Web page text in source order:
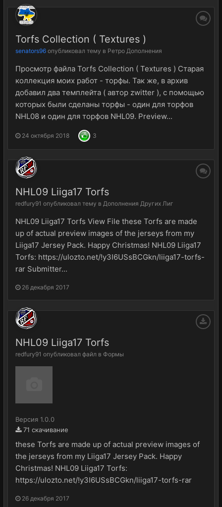
Torfs Collection ( Textures )
senators96 опубликовал тему в Ретро Дополнения
Просмотр файла Torfs Collection ( Textures ) Старая
коллекция моих работ - торфы. Так же, в архив
добавил два темплейта ( автор zwitter ), с помощью
которых были сделаны торфы - один для торфов
NHL08 и один для торфов NHL09. Preview...
24 октября 2018 3
NHL09 Liiga17 Torfs
redfury91 опубликовал тему в Дополнения Других Лиг
NHL09 Liiga17 Torfs View File these Torfs are made
up of actual preview images of the jerseys from my
Liiga17 Jersey Pack. Happy Christmas! NHL09 Liiga17
Torfs: https://ulozto.net/!y3I6USsBCGkn/liiga17-torfs-
rar Submitter...
26 декабря 2017
NHL09 Liiga17 Torfs
redfury91 опубликовал файл в Формы
Версия 1.0.0
71 скачивание
these Torfs are made up of actual preview images of
the jerseys from my Liiga17 Jersey Pack. Happy
Christmas! NHL09 Liiga17 Torfs:
https://ulozto.net/!y3I6USsBCGkn/liiga17-torfs-rar
26 декабря 2017